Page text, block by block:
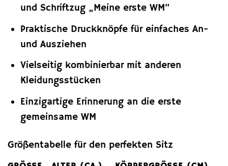
und Schriftzug „Meine erste WM“
Praktische Druckknöpfe für einfaches An-
und Ausziehen
Vielseitig kombinierbar mit anderen
Kleidungsstücken
Einzigartige Erinnerung an die erste
gemeinsame WM
Größentabelle für den perfekten Sitz